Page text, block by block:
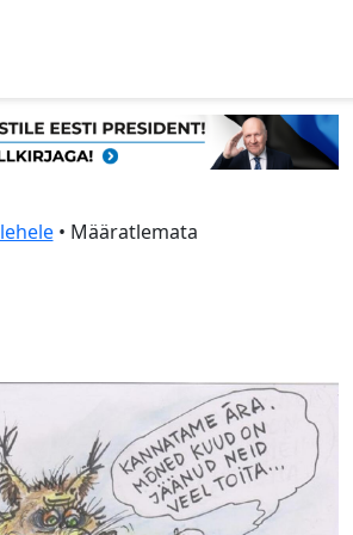
• Määratlemata